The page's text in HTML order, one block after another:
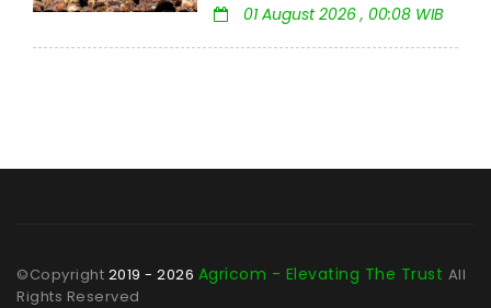
01 August 2026 , 00:08 WIB
©Copyright 2019 - 2026 Agricom - Elevating The Trust All
Rights Reserved